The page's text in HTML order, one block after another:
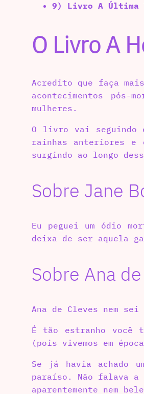
9) Livro A Última
O Livro A
Acredito que faça
acontecimentos
mulheres.
O livro vai seguindo
rainhas anteriores e
surgindo ao longo
Sobre Jane
Eu peguei um ódio
deixa de ser aquela
Sobre Ana
Ana de Cleves nem
É tão estranho você
(pois vivemos em
Se já havia achado
paraíso. Não falava
aparentemente nem